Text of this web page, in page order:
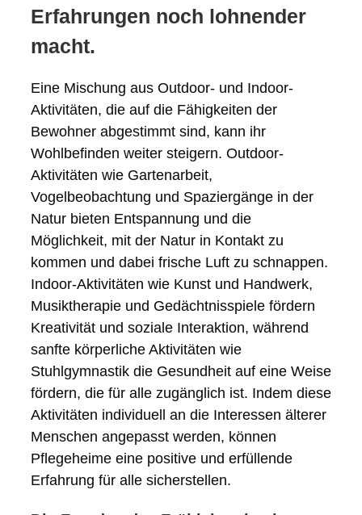
Erfahrungen noch lohnender
macht.
Eine Mischung aus Outdoor- und Indoor-
Aktivitäten, die auf die Fähigkeiten der
Bewohner abgestimmt sind, kann ihr
Wohlbefinden weiter steigern. Outdoor-
Aktivitäten wie Gartenarbeit,
Vogelbeobachtung und Spaziergänge in der
Natur bieten Entspannung und die
Möglichkeit, mit der Natur in Kontakt zu
kommen und dabei frische Luft zu schnappen.
Indoor-Aktivitäten wie Kunst und Handwerk,
Musiktherapie und Gedächtnisspiele fördern
Kreativität und soziale Interaktion, während
sanfte körperliche Aktivitäten wie
Stuhlgymnastik die Gesundheit auf eine Weise
fördern, die für alle zugänglich ist. Indem diese
Aktivitäten individuell an die Interessen älterer
Menschen angepasst werden, können
Pflegeheime eine positive und erfüllende
Erfahrung für alle sicherstellen.